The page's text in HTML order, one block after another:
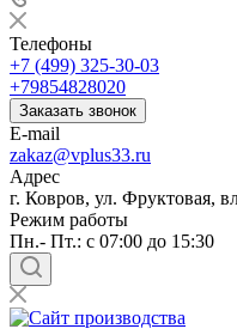
Телефоны
+7 (499) 325-30-03
+79854828020
Заказать звонок
E-mail
zakaz@vplus33.ru
Адрес
г. Ковров, ул. Фруктовая,
Режим работы
Пн.- Пт.: с 07:00 до 15:30